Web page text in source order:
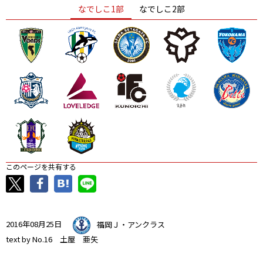
ニッパツ 名古屋 静岡 愛媛Ｌ
なでしこ1部 なでしこ2部
このページを共有する
2016年08月25日
福岡Ｊ・アンクラス
text by No.16 土屋 亜矢